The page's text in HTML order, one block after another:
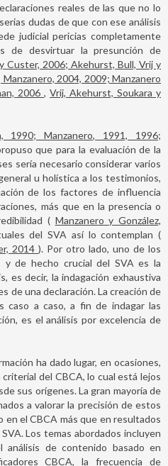
reales de las que no lo
dudas de que con ese análisis
judicial pericias completamente
de desvirtuar la presunción de
Custer, 2006; Akehurst, Bull, Vrij y
2004, 2009; Manzanero
2006 , Vrij, Akehurst, Soukara y
1990; Manzanero, 1991, 1996;
que para la evaluación de la
sería necesario considerar varios
u holística a los testimonios,
de los factores de influencia
más que en la presencia o
( Manzanero y González,
del SVA así lo contemplan (
2014 ). Por otro lado, uno de los
y de hecho crucial del SVA es la
es decir, la indagación exhaustiva
de una declaración. La creación de
caso a caso, a fin de indagar las
es el análisis por excelencia de
ha dado lugar, en ocasiones,
del CBCA, lo cual está lejos
sus orígenes. La gran mayoría de
a valorar la precisión de estos
el CBCA más que en resultados
Los temas abordados incluyen
de contenido basado en
CBCA, la frecuencia de